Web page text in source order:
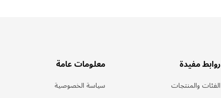
روابط مفيدة
الفئات والمنتجات
معلومات عامة
سياسة الخصوصية